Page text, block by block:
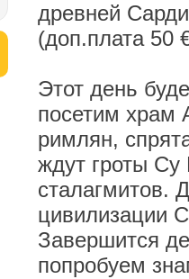
древней
(доп.плата 50
Этот день
посетим храм
римлян,
ждут гроты Су
сталагмитов.
цивилизации
Завершится
попробуем